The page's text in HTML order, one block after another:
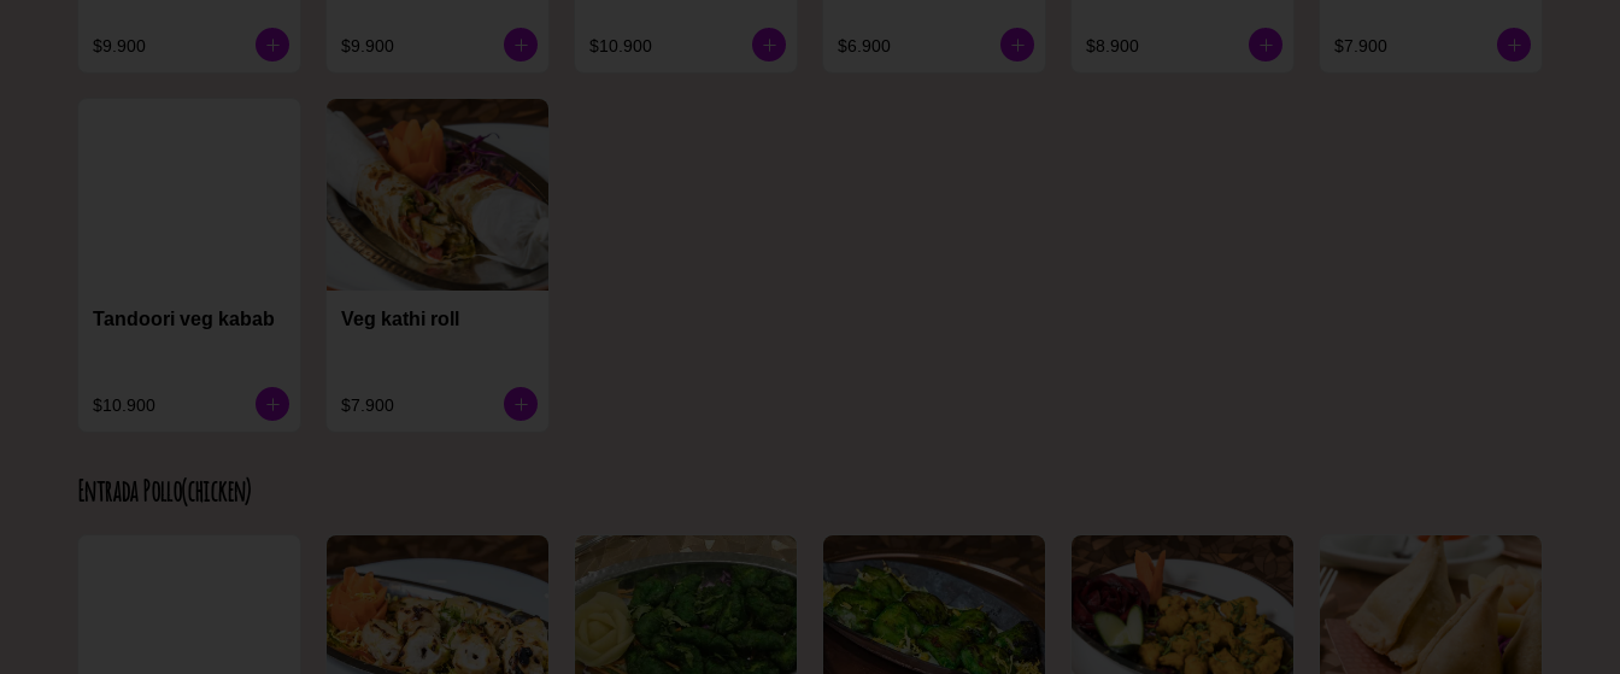
$9.900 $9.900 $10.900 $6.900 $8.900 $7.900
Tandoori veg kabab
$10.900
Veg kathi roll
$7.900
Entrada Pollo(chicken)